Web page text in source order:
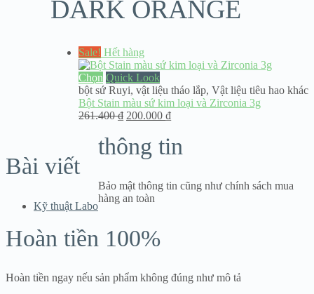
DARK ORANGE
Sale! Hết hàng
Chọn Quick Look
bột sứ Ruyi, vật liệu tháo lắp, Vật liệu tiêu hao khác
Bột Stain màu sứ kim loại và Zirconia 3g
261.400₫ Giá
là:
261.400 ₫.
200.000 ₫Giá
là:
Bài viết
Kỹ thuật Labo
thông tin
Bảo mật thông tin cũng như chính sách mua
hàng an toàn
Hoàn tiền 100%
Hoàn tiền ngay nếu sản phẩm không đúng như mô tả